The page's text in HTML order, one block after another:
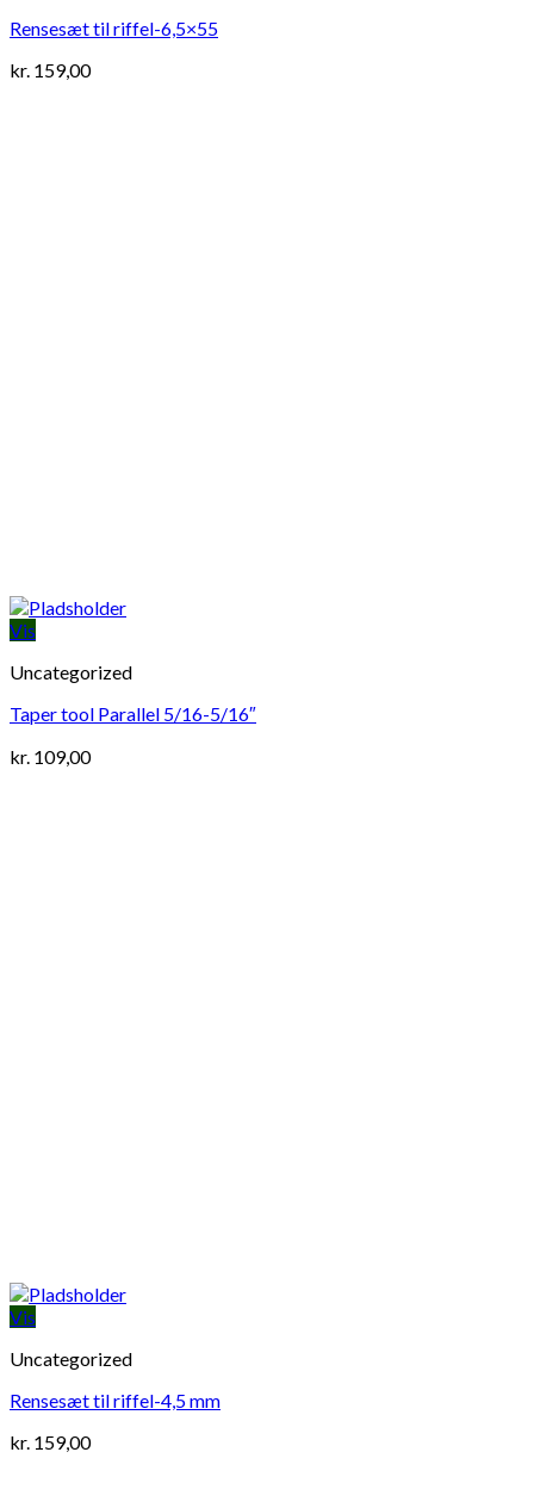
Rensesæt til riffel-6,5×55
kr. 159,00
Vis
Uncategorized
Taper tool Parallel 5/16-5/16″
kr. 109,00
Vis
Uncategorized
Rensesæt til riffel-4,5 mm
kr. 159,00